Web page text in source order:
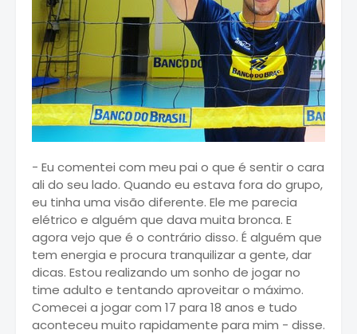
- Eu comentei com meu pai o que é sentir o cara
ali do seu lado. Quando eu estava fora do grupo,
eu tinha uma visão diferente. Ele me parecia
elétrico e alguém que dava muita bronca. E
agora vejo que é o contrário disso. É alguém que
tem energia e procura tranquilizar a gente, dar
dicas. Estou realizando um sonho de jogar no
time adulto e tentando aproveitar o máximo.
Comecei a jogar com 17 para 18 anos e tudo
aconteceu muito rapidamente para mim - disse.